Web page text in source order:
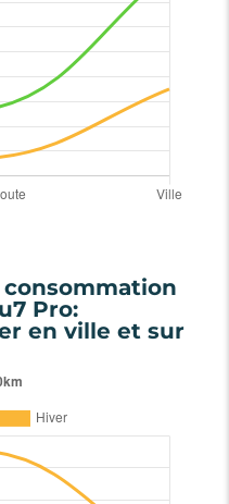
consommation
Pro:
en ville et sur